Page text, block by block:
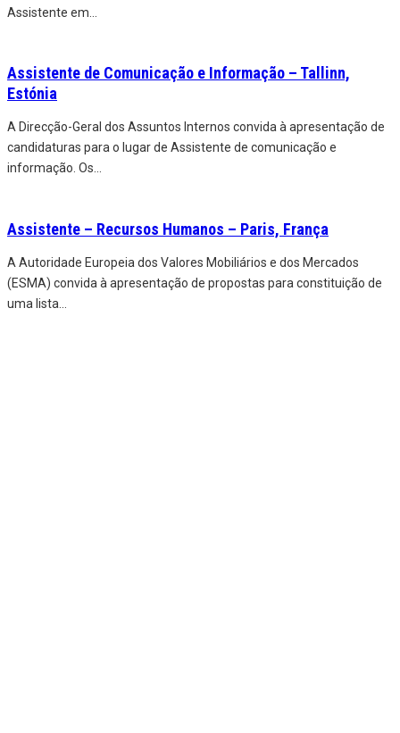
Assistente em
Assistente de Comunicação e Informação – Tallinn,
Estónia
A Direcção-Geral dos Assuntos Internos convida à apresentação de
candidaturas para o lugar de Assistente de comunicação e
informação. Os...
Assistente – Recursos Humanos – Paris, França
A Autoridade Europeia dos Valores Mobiliários e dos Mercados
(ESMA) convida à apresentação de propostas para constituição de
uma lista...